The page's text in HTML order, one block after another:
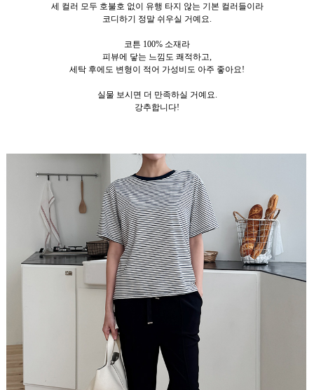
세 컬러 모두 호불호 없이 유행 타지 않는 기본 컬러들이라
코디하기 정말 쉬우실 거예요.
코튼 100% 소재라
피뷰에 닿는 느낌도 쾌적하고,
세탁 후에도 변형이 적어 가성비도 아주 좋아요!
실물 보시면 더 만족하실 거예요.
강추합니다!